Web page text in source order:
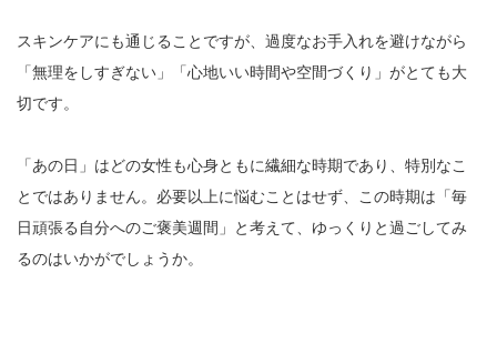
スキンケアにも通じることですが、過度なお手入れを避けながら
「無理をしすぎない」「心地いい時間や空間づくり」がとても大
切です。
「あの日」はどの女性も心身ともに繊細な時期であり、特別なこ
とではありません。必要以上に悩むことはせず、この時期は「毎
日頑張る自分へのご褒美週間」と考えて、ゆっくりと過ごしてみ
るのはいかがでしょうか。